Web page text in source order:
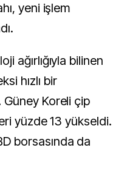
yeni işlem
ağırlığıyla bilinen
hızlı bir
Koreli çip
yüzde 13 yükseldi.
borsasında da